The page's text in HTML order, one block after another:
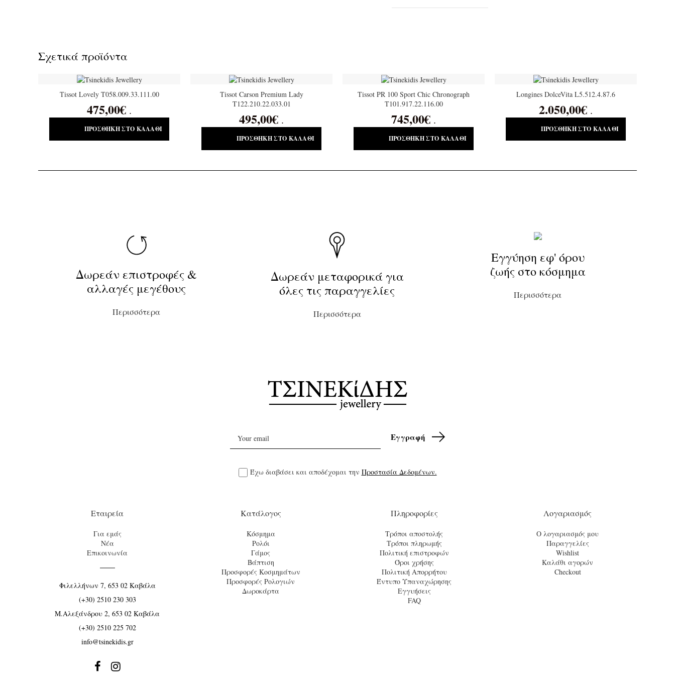
Σχετικά προϊόντα
Tissot Lovely T058.009.33.111.00
475,00€ .
ΠΡΟΣΘΉΚΗ ΣΤΟ ΚΑΛΆΘΙ
Tissot Carson Premium Lady
T122.210.22.033.01
495,00€ .
ΠΡΟΣΘΉΚΗ ΣΤΟ ΚΑΛΆΘΙ
Tissot PR 100 Sport Chic Chronograph
T101.917.22.116.00
745,00€ .
ΠΡΟΣΘΉΚΗ ΣΤΟ ΚΑΛΆΘΙ
Longines DolceVita L5.512.4.87.6
2.050,00€ .
ΠΡΟΣΘΉΚΗ ΣΤΟ ΚΑΛΆΘΙ
Δωρεάν επιστροφές &
αλλαγές μεγέθους
Περισσότερα
Δωρεάν μεταφορικά για
όλες τις παραγγελίες
Περισσότερα
Εγγύηση εφ' όρου
ζωής στο κόσμημα
Περισσότερα
Έχω διαβάσει και αποδέχομαι την Προστασία Δεδομένων.
Εταιρεία
Για εμάς
Νέα
Επικοινωνία
Φιλελλήνων 7, 653 02 Καβάλα
(+30) 2510 230 303
Μ.Αλεξάνδρου 2, 653 02 Καβάλα
(+30) 2510 225 702
info@tsinekidis.gr
 
Κατάλογος
Κόσμημα
Ρολόι
Γάμος
Βάπτιση
Προσφορές Κοσμημάτων
Προσφορές Ρολογιών
Δωροκάρτα
Πληροφορίες
Τρόποι αποστολής
Τρόποι πληρωμής
Πολιτική επιστροφών
Όροι χρήσης
Πολιτική Απορρήτου
Έντυπο Υπαναχώρησης
Εγγυήσεις
FAQ
Λογαριασμός
Ο λογαριασμός μου
Παραγγελίες
Wishlist
Καλάθι αγορών
Checkout